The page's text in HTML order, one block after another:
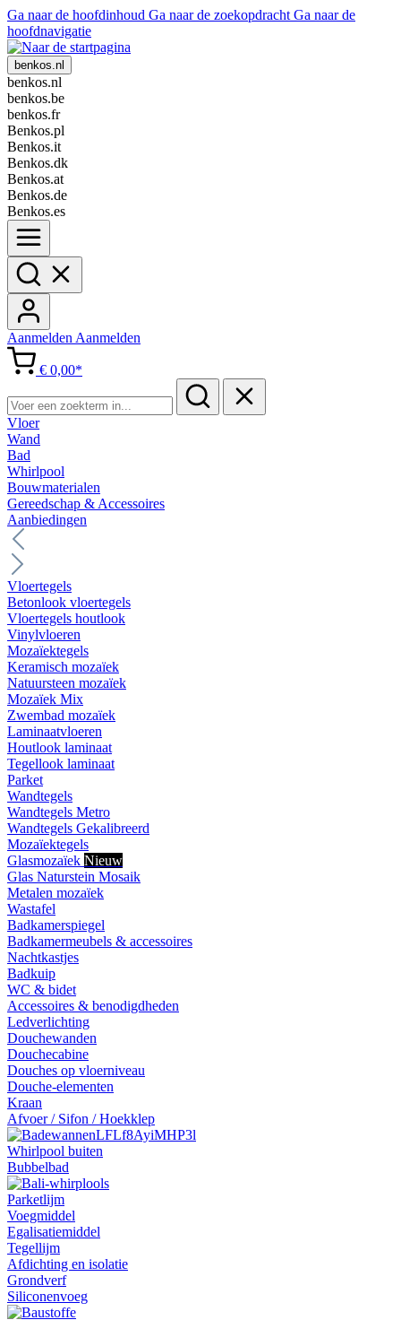
Ga naar de hoofdinhoud Ga naar de zoekopdracht Ga naar de
hoofdnavigatie
benkos.nl
benkos.nl
benkos.be
benkos.fr
Benkos.pl
Benkos.it
Benkos.dk
Benkos.at
Benkos.de
Benkos.es
Aanmelden Aanmelden
€ 0,00*
Vloer
Wand
Bad
Whirlpool
Bouwmaterialen
Gereedschap & Accessoires
Aanbiedingen
Vloertegels
Betonlook vloertegels
Vloertegels houtlook
Vinylvloeren
Mozaïektegels
Keramisch mozaïek
Natuursteen mozaïek
Mozaïek Mix
Zwembad mozaïek
Laminaatvloeren
Houtlook laminaat
Tegellook laminaat
Parket
Wandtegels
Wandtegels Metro
Wandtegels Gekalibreerd
Mozaïektegels
Glasmozaïek Nieuw
Glas Naturstein Mosaik
Metalen mozaïek
Wastafel
Badkamerspiegel
Badkamermeubels & accessoires
Nachtkastjes
Badkuip
WC & bidet
Accessoires & benodigdheden
Ledverlichting
Douchewanden
Douchecabine
Douches op vloerniveau
Douche-elementen
Kraan
Afvoer / Sifon / Hoekklep
Whirlpool buiten
Bubbelbad
Parketlijm
Voegmiddel
Egalisatiemiddel
Tegellijm
Afdichting en isolatie
Grondverf
Siliconenvoeg